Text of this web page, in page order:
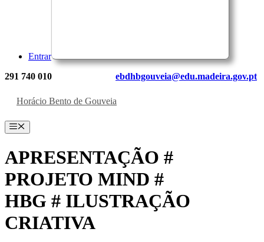
Entrar
291 740 010 ebdhbgouveia@edu.madeira.gov.pt
Horácio Bento de Gouveia
Menu
APRESENTAÇÃO #
PROJETO MIND #
HBG # ILUSTRAÇÃO
CRIATIVA